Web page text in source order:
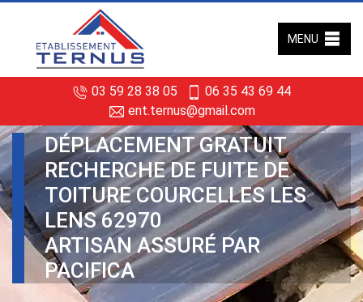
03 59 28 38 05
06 35 43 69 44
ent.ternus@gmail.com
MENU
DÉPLACEMENT GRATUIT
RECHERCHE DE FUITE DE
TOITURE COURCELLES LES
LENS 62970
ARTISAN ASSURÉ PAR
PACIFICA